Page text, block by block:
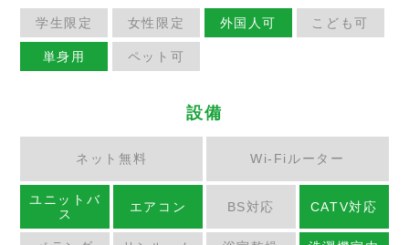
学生限定 女性限定 外国人可 こども可
単身用 ペット可
設備
ネット無料 Wi-Fiルーター
ユニットバ
ス
エアコン BS対応 CATV対応